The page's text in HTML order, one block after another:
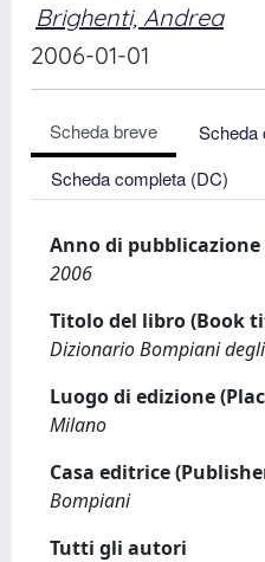
Brighenti, Andrea
2006-01-01
Scheda breve
Scheda
Scheda completa (DC)
Anno di
2006
Titolo del libro (Book
Dizionario Bompiani
Luogo di edizione
Milano
Casa editrice
Bompiani
Tutti gli autori